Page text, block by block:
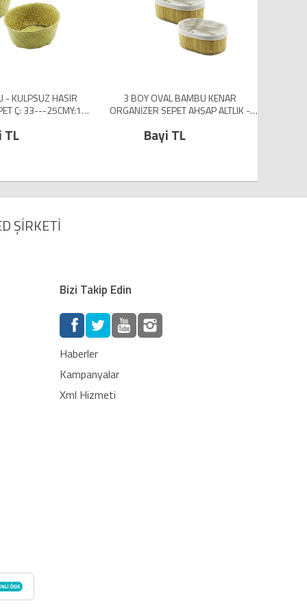
SEPET AHŞAP ALTLIK -
(5224)
TL
3 BOY KARE BAMBU KENAR
ORGANİZER SEPET AHŞAP ALTLIK -
(5224)
Bayi TL
ŞİRKETİ
Bizi Takip Edin
Haberler
Kampanyalar
Xml Hizmeti